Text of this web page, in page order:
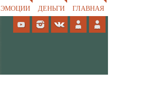
ЭМОЦИИ ДЕНЬГИ ГЛАВНАЯ